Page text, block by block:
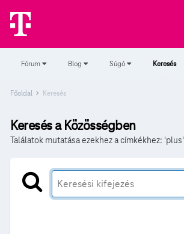
Fórum Blog Súgó Keresés
Főoldal Keresés
Keresés a Közösségben
Találatok mutatása ezekhez a címkékhez: 'plus'